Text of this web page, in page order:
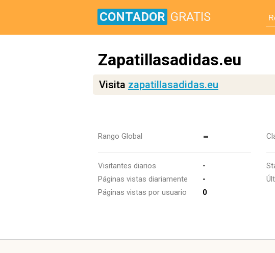
CONTADOR GRATIS
Zapatillasadidas.eu
Visita zapatillasadidas.eu
Rango Global -
Visitantes diarios
-
Páginas vistas diariamente
-
Páginas vistas por usuario
0